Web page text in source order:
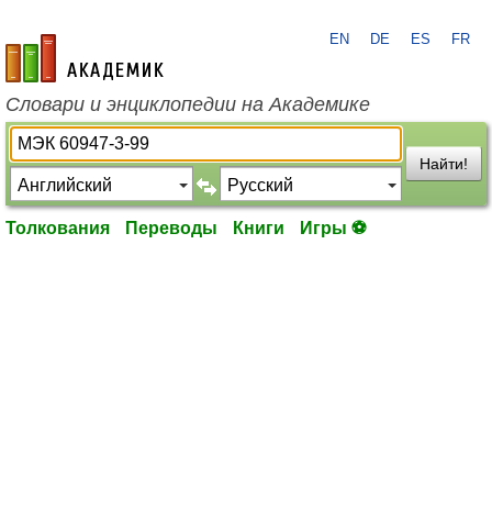
academic.ru
EN DE ES FR
Словари и энциклопедии на Академике
Найти!
Толкования Переводы Книги Игры ⚽